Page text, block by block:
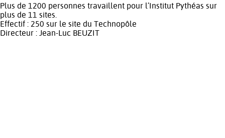
Plus de 1200 personnes travaillent pour l’Institut Pythéas sur
plus de 11 sites.
Effectif : 250 sur le site du Technopôle
Directeur : Jean-Luc BEUZIT